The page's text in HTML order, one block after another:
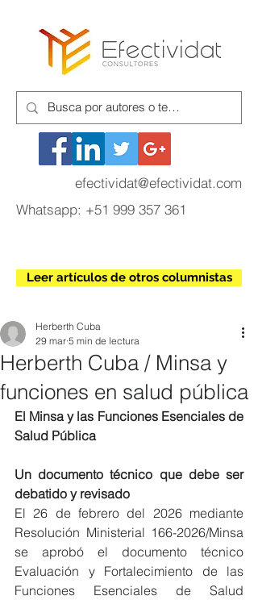
efectividat@efectividat.com
Whatsapp: +51 999 357 361
Leer artículos de otros columnistas
Herberth Cuba / Minsa y
funciones en salud pública
Herberth Cuba
29 mar 5 min de lectura
El Minsa y las Funciones Esenciales de
Salud Pública
Un documento técnico que debe ser
debatido y revisado
El 26 de febrero del 2026 mediante
Resolución Ministerial 166-2026/Minsa
se aprobó el documento técnico
Evaluación y Fortalecimiento de las
Funciones Esenciales de Salud